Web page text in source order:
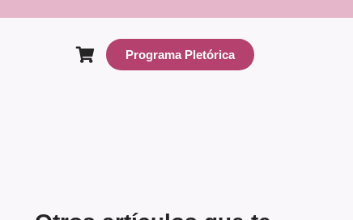
Programa Pletórica